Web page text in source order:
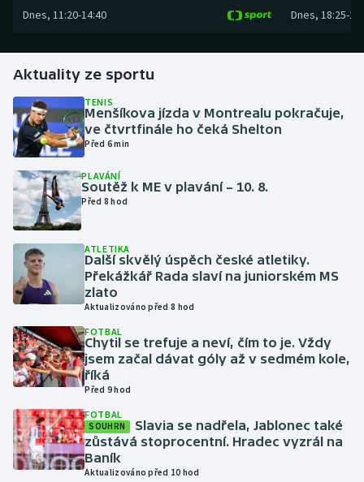
Dostihy
Florbal
Futsal
Golf
Gymnastika
Házená
Jezdectví
Judo
Krasobruslení
Lezení
Lyže a snowboard
Moderní pětiboj
Dnes, 11:20-14:40 Dnes, 18:25-
Aktuality ze sportu
TENIS
Menšíkova jízda v Montrealu pokračuje,
ve čtvrtfinále ho čeká Shelton
Před 6 min
PLAVÁNÍ
Soutěž k ME v plavání – 10. 8.
Před 8 hod
ATLETIKA
Další skvělý úspěch české atletiky.
Překážkář Rada slaví na juniorském MS
zlato
Aktualizováno před 8 hod
FOTBAL
Chytil se trefuje a neví, čím to je. Vždy
jsem začal dávat góly až v sedmém kole,
říká
Před 9 hod
FOTBAL
SOUHRN
Slavia se nadřela, Jablonec také
zůstává stoprocentní. Hradec vyzrál na
Baník
Aktualizováno před 10 hod